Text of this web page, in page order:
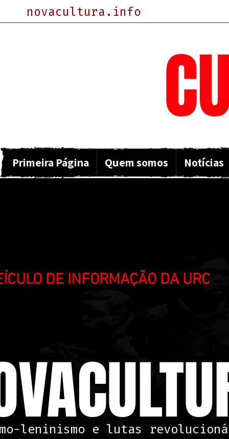
novacultura.info
Primeira Página Quem somos Notícias
DE INFORMAÇÃO DA URC
leninismo e lutas